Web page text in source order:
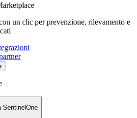
un clic per prevenzione, rilevamento e
SentinelOne